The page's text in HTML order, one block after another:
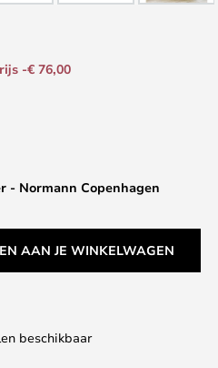
- Normann Copenhagen
-€ 76,00
AAN JE WINKELWAGEN
beschikbaar